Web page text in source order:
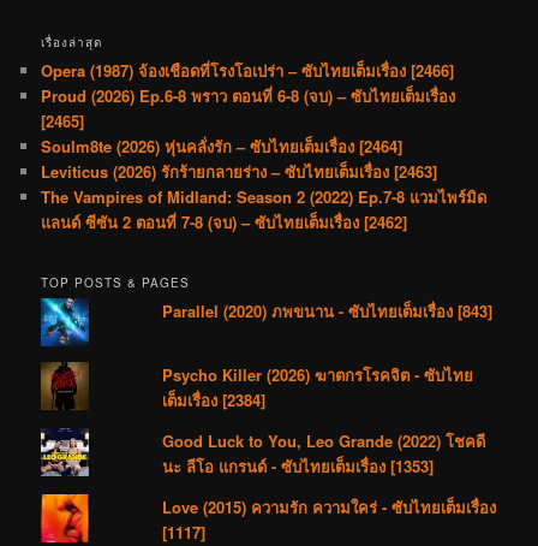
เรื่องล่าสุด
Opera (1987) จ้องเชือดที่โรงโอเปร่า – ซับไทยเต็มเรื่อง [2466]
Proud (2026) Ep.6-8 พราว ตอนที่ 6-8 (จบ) – ซับไทยเต็มเรื่อง
[2465]
Soulm8te (2026) หุ่นคลั่งรัก – ซับไทยเต็มเรื่อง [2464]
Leviticus (2026) รักร้ายกลายร่าง – ซับไทยเต็มเรื่อง [2463]
The Vampires of Midland: Season 2 (2022) Ep.7-8 แวมไพร์มิด
แลนด์ ซีซัน 2 ตอนที่ 7-8 (จบ) – ซับไทยเต็มเรื่อง [2462]
TOP POSTS & PAGES
Parallel (2020) ภพขนาน - ซับไทยเต็มเรื่อง [843]
Psycho Killer (2026) ฆาตกรโรคจิต - ซับไทย
เต็มเรื่อง [2384]
Good Luck to You, Leo Grande (2022) โชคดี
นะ ลีโอ แกรนด์ - ซับไทยเต็มเรื่อง [1353]
Love (2015) ความรัก ความใคร่ - ซับไทยเต็มเรื่อง
[1117]